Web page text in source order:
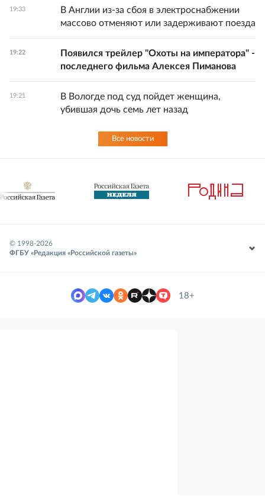
19:33
В Англии из-за сбоя в электроснабжении
массово отменяют или задерживают поезда
19:22
Появился трейлер "Охоты на императора" -
последнего фильма Алексея Пиманова
19:21
В Вологде под суд пойдет женщина,
убившая дочь семь лет назад
Все новости
© 1998-2026
ФГБУ «Редакция «Российской газеты»
18+